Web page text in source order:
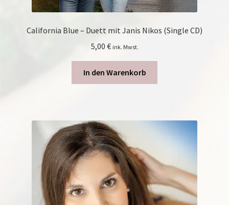
California Blue – Duett mit Janis Nikos (Single CD)
5,00 € ink. Mwst.
In den Warenkorb